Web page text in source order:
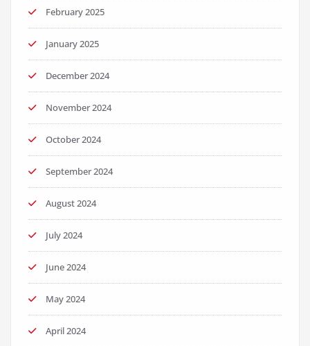
February 2025
January 2025
December 2024
November 2024
October 2024
September 2024
August 2024
July 2024
June 2024
May 2024
April 2024